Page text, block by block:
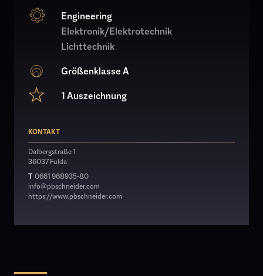
Engineering
Elektronik/Elektrotechnik
Lichttechnik
Größenklasse A
1 Auszeichnung
KONTAKT
Dalbergstraße 1
36037 Fulda
T 0661 968935-80
info@pbschneider.com
https://www.pbschneider.com